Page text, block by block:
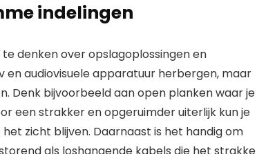
indelingen
denken over opslagoplossingen en
en audiovisuele apparatuur herbergen, maar
Denk bijvoorbeeld aan open planken waar je
een strakker en opgeruimder uiterlijk kun je
zicht blijven. Daarnaast is het handig om